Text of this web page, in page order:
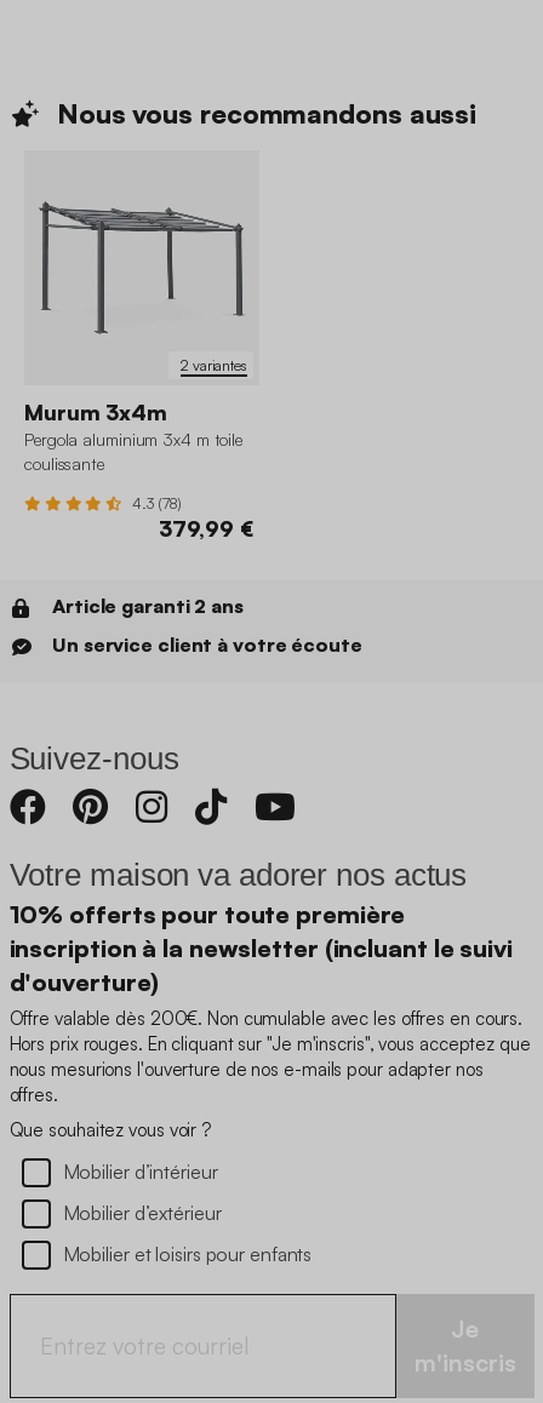
Nous vous recommandons aussi
2 variantes
Murum 3x4m
Pergola aluminium 3x4 m toile
coulissante
4.3 (78)
379,99 €
Article garanti 2 ans
Un service client à votre écoute
Suivez-nous
Votre maison va adorer nos actus
10% offerts pour toute première
inscription à la newsletter (incluant le suivi
d'ouverture)
Offre valable dès 200€. Non cumulable avec les offres en cours.
Hors prix rouges. En cliquant sur "Je m'inscris", vous acceptez que
nous mesurions l'ouverture de nos e-mails pour adapter nos
offres.
Que souhaitez vous voir ?
Mobilier d’intérieur
Mobilier d’extérieur
Mobilier et loisirs pour enfants
Je
m'inscris